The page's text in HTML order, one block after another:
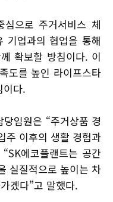
심으로 주거서비스 체
기업과의 협업을 통해
확보할 방침이다. 이
도를 높인 라이프스타
이다.
임원은 “주거상품 경
주 이후의 생활 경험과
에코플랜트는 공간
실질적으로 높이는 차
겠다”고 말했다.